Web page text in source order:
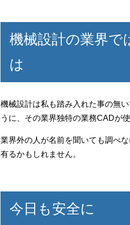
機械設計の業界で
は
機械設計は私も踏み入れた事の無
うに、その業界独特の業務CADが
業界外の人が名前を聞いても調べ
有るかもしれません。
今日も安全に